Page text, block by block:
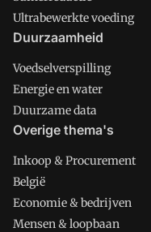
Ultrabewerkte voeding
Duurzaamheid
Voedselverspilling
Energie en water
Duurzame data
Overige thema's
Inkoop & Procurement
België
Economie & bedrijven
Mensen & loopbaan